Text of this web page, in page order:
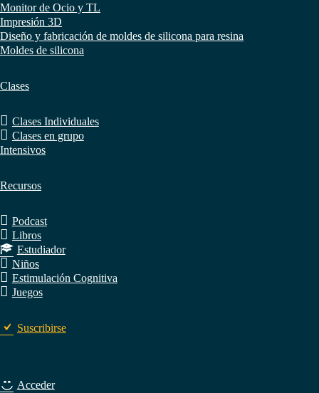
Monitor de Ocio y TL
Impresión 3D
Diseño y fabricación de moldes de silicona para resina
Moldes de silicona
Clases
Clases Individuales
Clases en grupo
Intensivos
Recursos
Podcast
Libros
Estudiador
Niños
Estimulación Cognitiva
Juegos
Suscribirse
Acceder